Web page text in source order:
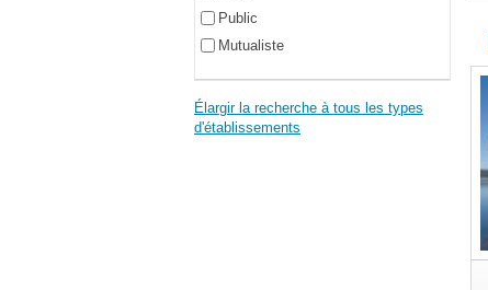
Public
Mutualiste
Élargir la recherche à tous les types
d'établissements